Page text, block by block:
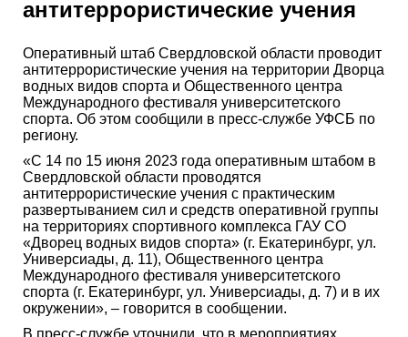
антитеррористические учения
Оперативный штаб Свердловской области проводит
антитеррористические учения на территории Дворца
водных видов спорта и Общественного центра
Международного фестиваля университетского
спорта. Об этом сообщили в пресс-службе УФСБ по
региону.
«С 14 по 15 июня 2023 года оперативным штабом в
Свердловской области проводятся
антитеррористические учения с практическим
развертыванием сил и средств оперативной группы
на территориях спортивного комплекса ГАУ СО
«Дворец водных видов спорта» (г. Екатеринбург, ул.
Универсиады, д. 11), Общественного центра
Международного фестиваля университетского
спорта (г. Екатеринбург, ул. Универсиады, д. 7) и в их
окружении», – говорится в сообщении.
В пресс-службе уточнили, что в мероприятиях